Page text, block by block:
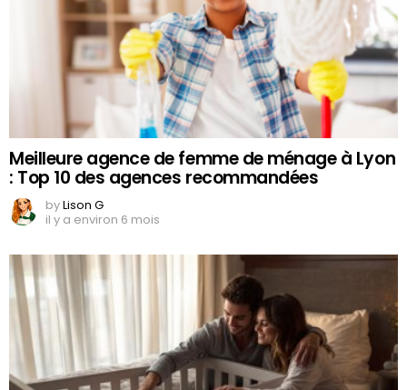
Meilleure agence de femme de ménage à Lyon
: Top 10 des agences recommandées
byLison G
il y a environ 6 mois